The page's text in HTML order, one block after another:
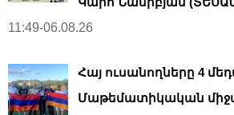
11:49-06.08.26
Հայ ուսանողները 4
Մաթեմատիկական